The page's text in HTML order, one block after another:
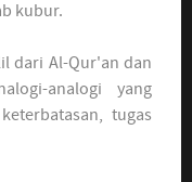
kubur.
dari Al-Qur'an dan
analogi yang
tugas